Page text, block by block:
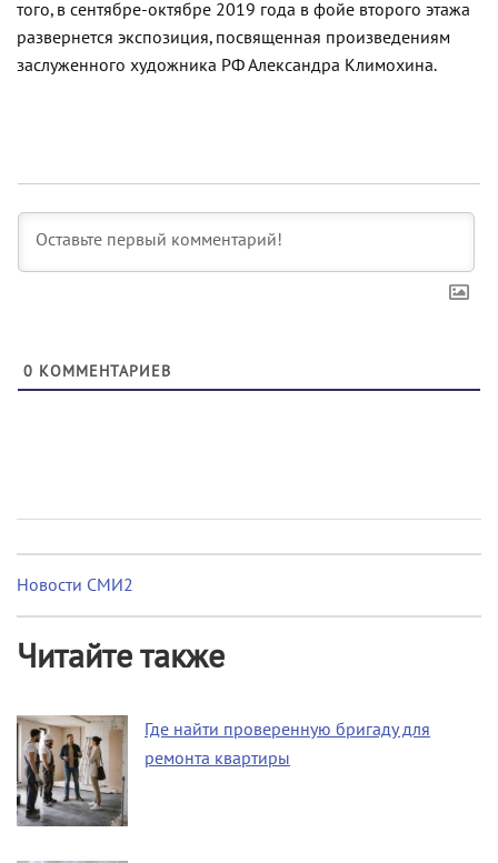
того, в сентябре-октябре 2019 года в фойе второго этажа
развернется экспозиция, посвященная произведениям
заслуженного художника РФ Александра Климохина.
0 КОММЕНТАРИЕВ
Новости СМИ2
Читайте также
Где найти проверенную бригаду для
ремонта квартиры